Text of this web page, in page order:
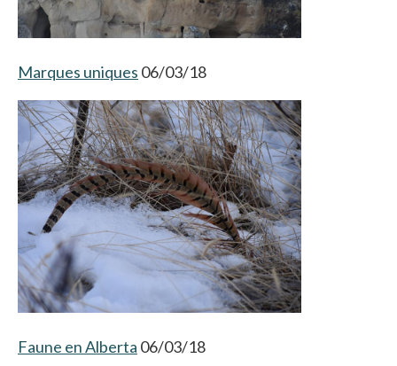
Marques uniques 06/03/18
Faune en Alberta 06/03/18